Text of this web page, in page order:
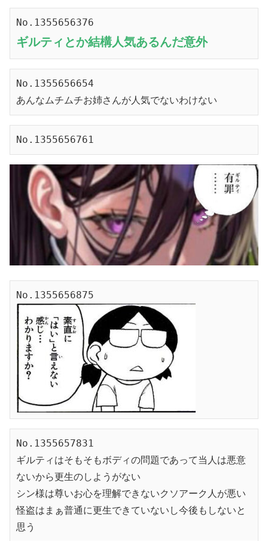
No.1355656376
ギルティとか結構人気あるんだ意外
No.1355656654
あんなムチムチお姉さんが人気でないわけない
No.1355656761
No.1355656875
No.1355657831
ギルティはそもそもボディの問題であって当人は悪意
ないから更生のしようがない
シン様は尊いお心を理解できないクソアーク人が悪い
怪盗はまぁ普通に更生できていないし今後もしないと
思う